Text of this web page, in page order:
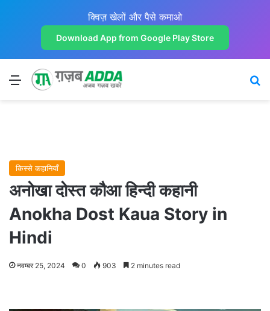
क्विज़ खेलों और पैसे कमाओ
Download App from Google Play Store
Menu
किस्से कहानियाँ
अनोखा दोस्त कौआ हिन्दी कहानी
Anokha Dost Kaua Story in
Hindi
नवम्बर 25, 2024 0 903 2 minutes read